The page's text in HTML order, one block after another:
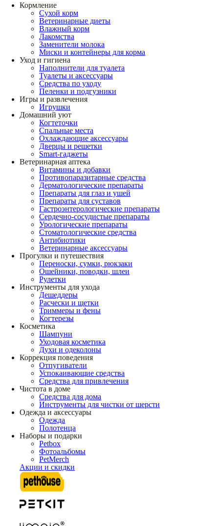
Кормление
Сухой корм
Ветеринарные диеты
Влажный корм
Лакомства
Заменители молока
Миски и контейнеры для корма
Уход и гигиена
Наполнители для туалета
Туалеты и аксессуары
Средства по уходу
Пеленки и подгузники
Игры и развлечения
Игрушки
Домашний уют
Когтеточки
Спальные места
Охлаждающие аксессуары
Дверцы и решетки
Smart-гаджеты
Ветеринарная аптека
Витамины и добавки
Противопаразитарные средства
Дерматологические препараты
Препараты для глаз и ушей
Препараты для суставов
Гастроэнтерологические препараты
Сердечно-сосудистые препараты
Урологические препараты
Стоматологические средства
Антибиотики
Ветеринарные аксессуары
Прогулки и путешествия
Переноски, сумки, рюкзаки
Ошейники, поводки, шлеи
Рулетки
Инструменты для ухода
Дешеддеры
Расчески и щетки
Триммеры и фены
Когтерезы
Косметика
Шампуни
Уходовая косметика
Духи и одеколоны
Коррекция поведения
Отпугиватели
Успокаивающие средства
Средства для привлечения
Чистота в доме
Средства для дома
Инструменты для чистки от шерсти
Одежда и аксессуары
Одежда
Полотенца
Наборы и подарки
Petbox
Фотоальбомы
PetMerch
Акции и скидки